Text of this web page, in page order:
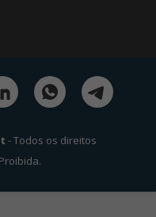
- Todos os direitos